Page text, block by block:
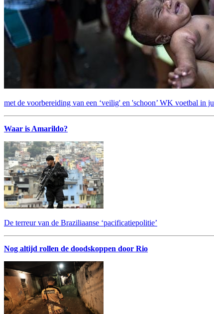
met de voorbereiding van een ‘veilig' en 'schoon’ WK voetbal in
Waar is Amarildo?
De terreur van de Braziliaanse ‘pacificatiepolitie’
Nog altijd rollen de doodskoppen door Rio